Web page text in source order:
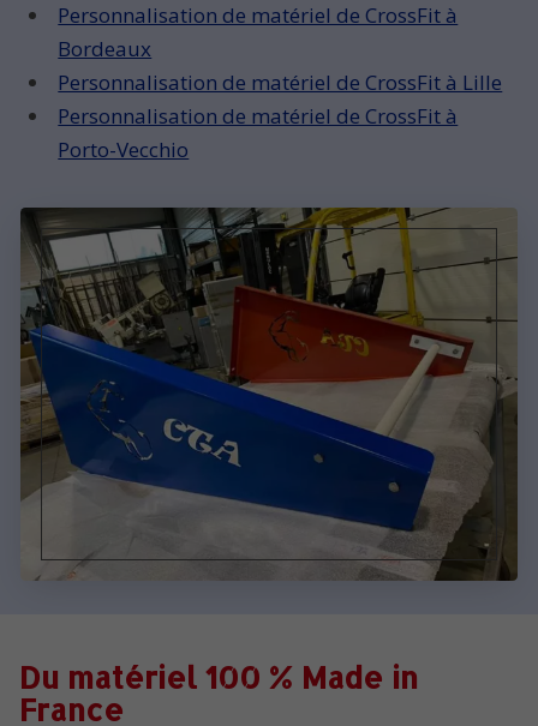
Personnalisation de matériel de CrossFit à
Bordeaux
Personnalisation de matériel de CrossFit à Lille
Personnalisation de matériel de CrossFit à
Porto-Vecchio
Du matériel 100 % Made in
France